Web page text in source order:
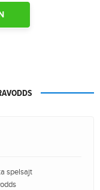
spelsajt